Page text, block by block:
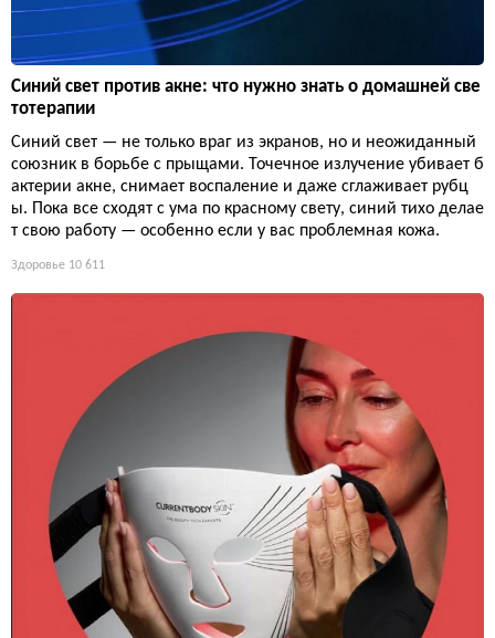
Синий свет против акне: что нужно знать о домашней све
тотерапии
Синий свет — не только враг из экранов, но и неожиданный
союзник в борьбе с прыщами. Точечное излучение убивает б
актерии акне, снимает воспаление и даже сглаживает рубц
ы. Пока все сходят с ума по красному свету, синий тихо делае
т свою работу — особенно если у вас проблемная кожа.
Здоровье 10 611